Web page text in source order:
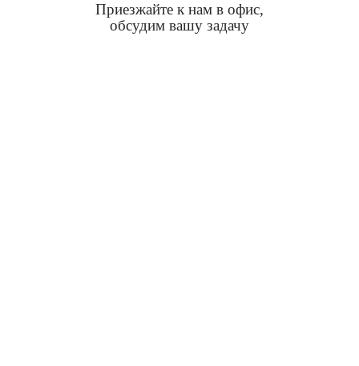
Приезжайте к нам в офис,
обсудим вашу задачу